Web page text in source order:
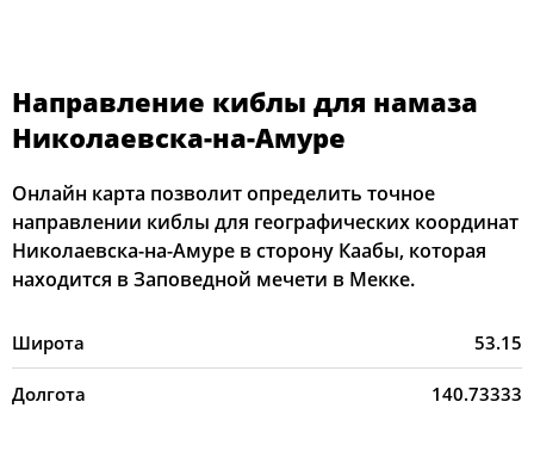
Направление киблы для намаза
Николаевска-на-Амуре
Онлайн карта позволит определить точное
направлении киблы для географических координат
Николаевска-на-Амуре в сторону Каабы, которая
находится в Заповедной мечети в Мекке.
Широта 53.15
Долгота 140.73333